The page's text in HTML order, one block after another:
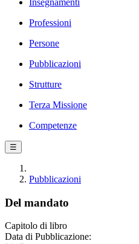
Insegnamenti
Professioni
Persone
Pubblicazioni
Strutture
Terza Missione
Competenze
☰
Pubblicazioni
Del mandato
Capitolo di libro
Data di Pubblicazione: